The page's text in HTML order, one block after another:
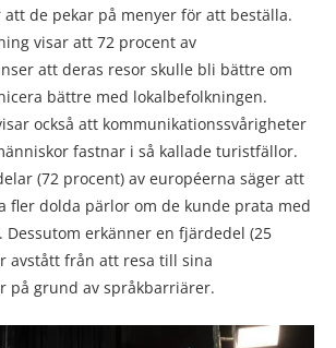
de pekar på menyer för att beställa.
visar att 72 procent av
att deras resor skulle bli bättre om
bättre med lokalbefolkningen.
också att kommunikationssvårigheter
fastnar i så kallade turistfällor.
(72 procent) av européerna säger att
fler dolda pärlor om de kunde prata med
Dessutom erkänner en fjärdedel (25
avstått från att resa till sina
på grund av språkbarriärer.